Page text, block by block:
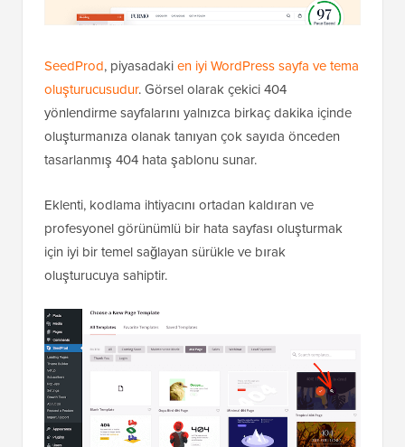
SeedProd, piyasadakien iyi WordPress sayfa ve tema
oluşturucusudur. Görsel olarak çekici 404
yönlendirme sayfalarını yalnızca birkaç dakika içinde
oluşturmanıza olanak tanıyan çok sayıda önceden
tasarlanmış 404 hata şablonu sunar.
Eklenti, kodlama ihtiyacını ortadan kaldıran ve
profesyonel görünümlü bir hata sayfası oluşturmak
için iyi bir temel sağlayan sürükle ve bırak
oluşturucuya sahiptir.